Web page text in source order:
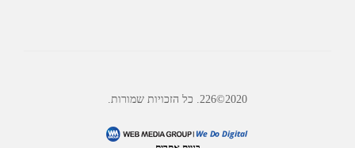
2020©226. כל הזכויות שמורות.